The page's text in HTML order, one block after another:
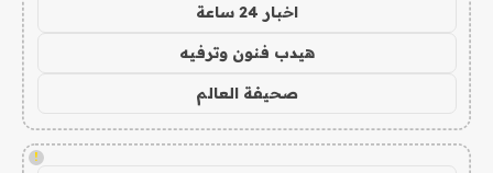
اخبار 24 ساعة
هيدب فنون وترفيه
صحيفة العالم
!